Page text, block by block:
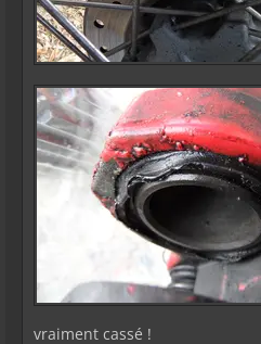
vraiment cassé !